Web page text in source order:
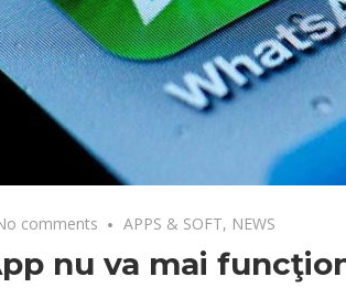
comments APPS & SOFT, NEWS
nu va mai